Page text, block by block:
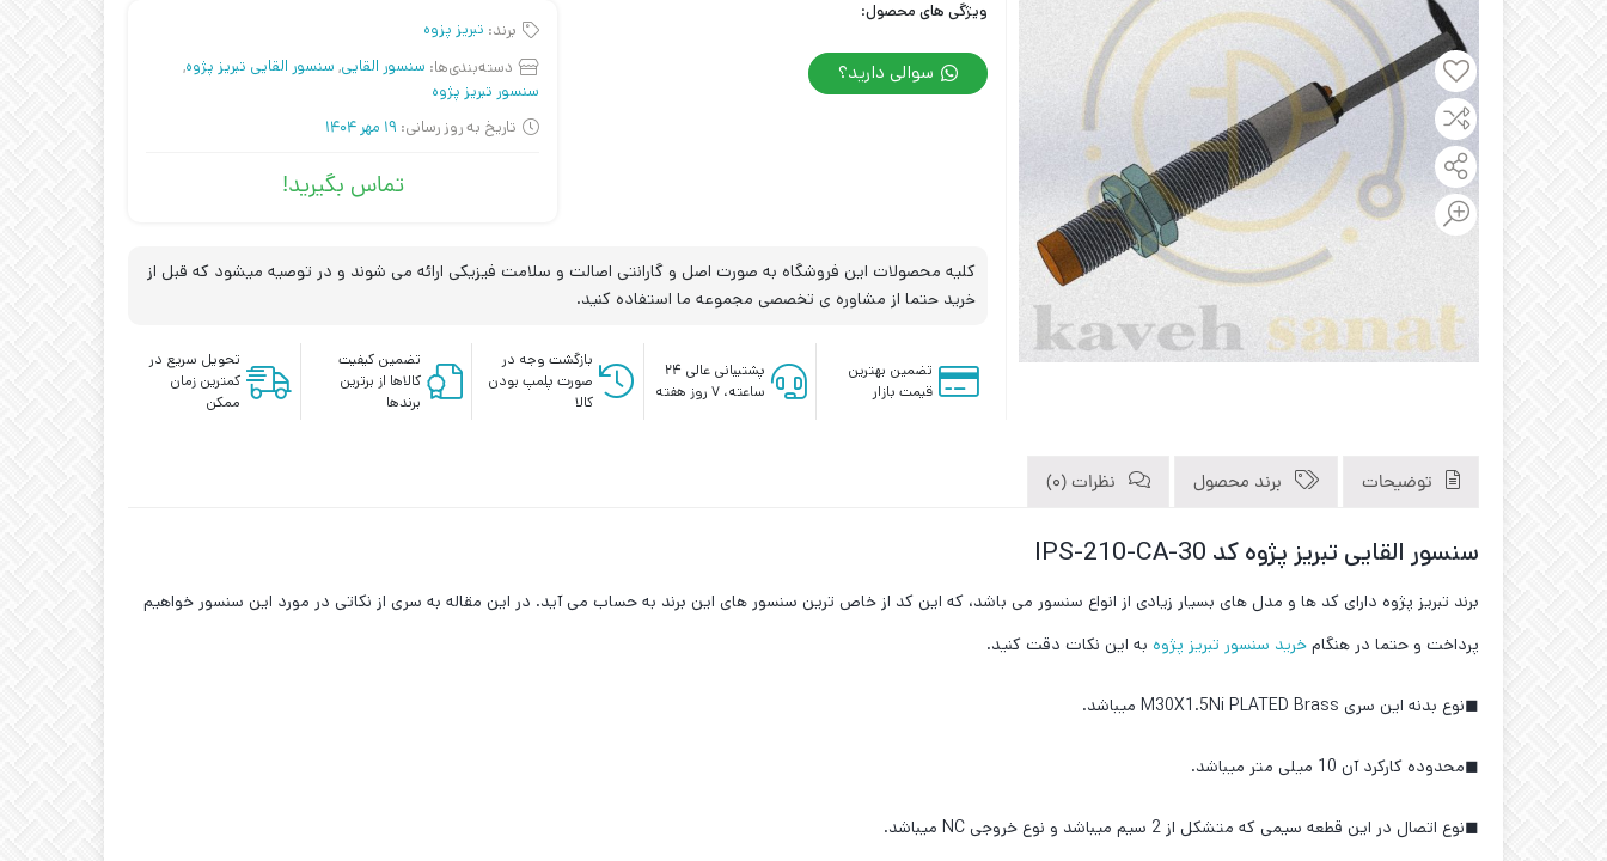
ویژگی های محصول:
سوالی دارید؟
برند: تبریز پزوه
دسته‌بندی‌ها: سنسور القایی, سنسور القایی تبریز پژوه,
سنسور تبریز پژوه
تاریخ به روز رسانی: 19 مهر 1404
تماس بگیرید!
کلیه محصولات این فروشگاه به صورت اصل و گارانتی اصالت و سلامت فیزیکی ارائه می شوند و در توصیه میشود که قبل از
خرید حتما از مشاوره ی تخصصی مجموعه ما استفاده کنید.
تضمین بهترین
قیمت بازار
پشتیبانی عالی ۲۴
ساعته، ۷ روز هفته
بازگشت وجه در
صورت پلمپ بودن
کالا
تضمین کیفیت
کالاها از برترین
برندها
تحویل سریع در
کمترین زمان
ممکن
توضیحات برند محصول نظرات (0)
سنسور القایی تبریز پژوه کد IPS-210-CA-30
برند تبریز پژوه دارای کد ها و مدل های بسیار زیادی از انواع سنسور می باشد، که این کد از خاص ترین سنسور های این برند به حساب می آید. در این مقاله به سری از نکاتی در مورد این سنسور خواهیم
پرداخت و حتما در هنگام خرید سنسور تبریز پژوه به این نکات دقت کنید.
◼نوع بدنه این سری M30X1.5Ni PLATED Brass میباشد.
◼محدوده کارکرد آن 10 میلی متر میباشد.
◼نوع اتصال در این قطعه سیمی که متشکل از 2 سیم میباشد و نوع خروجی NC میباشد.